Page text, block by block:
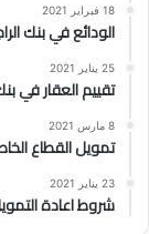
18 فبراير 2021
الودائع في بنك
25 يناير 2021
تقييم العقار في
8 مارس 2021
تمويل القطاع
23 يناير 2021
شروط اعادة